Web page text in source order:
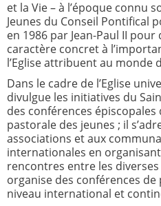
et la Vie – à l’époque connu
Jeunes du Conseil Pontifical
en 1986 par Jean-Paul II
caractère concret à
l’Eglise attribuent au monde
Dans le cadre de l’Eglise
divulgue les initiatives du
des conférences épiscopales
pastorale des jeunes ; il
associations et aux
internationales en
rencontres entre les
organise des conférences
niveau international et